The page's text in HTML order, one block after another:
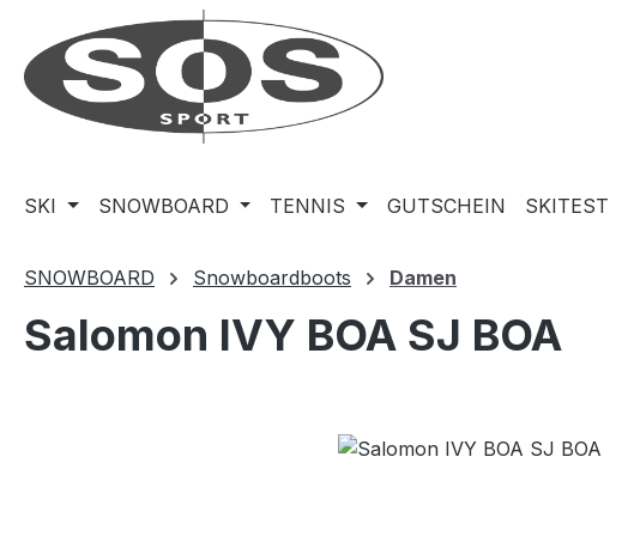
Hauptinhalt springen
Zur Suche springen
Zur Hauptnavigation springen
SKI SNOWBOARD TENNIS GUTSCHEIN SKITEST
SNOWBOARD Snowboardboots Damen
Salomon IVY BOA SJ BOA